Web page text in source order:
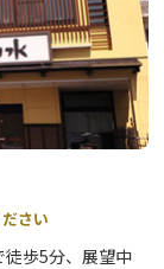
さい
歩5分、展望中